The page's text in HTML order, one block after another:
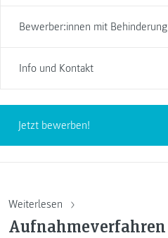
Bewerber:innen mit Behinderung
Info und Kontakt
Jetzt bewerben!
Weiterlesen
Aufnahmeverfahren